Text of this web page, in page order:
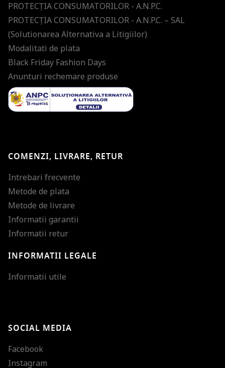
PROTECŢIA CONSUMATORILOR - A.N.P.C.
PROTECŢIA CONSUMATORILOR - A.N.P.C. – SAL
(Solutionarea Alternativa a Litigiilor)
Modalitati de plata
Black Friday Fashion Days
Anunturi rechemare produse
COMENZI, LIVRARE, RETUR
Intrebari frecvente
Metode de plata
Metode de livrare
Informatii garantii
Informatii retur
INFORMATII LEGALE
Informatii utile
SOCIAL MEDIA
Facebook
Instagram